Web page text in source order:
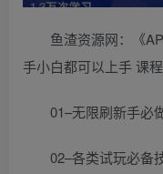
鱼渣资源网：《
手小白都可以上手 课程
01–无限刷新手必
02–各类试玩必备